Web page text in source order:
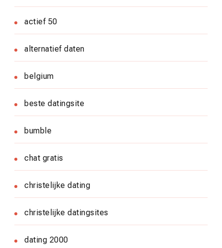
actief 50
alternatief daten
belgium
beste datingsite
bumble
chat gratis
christelijke dating
christelijke datingsites
dating 2000